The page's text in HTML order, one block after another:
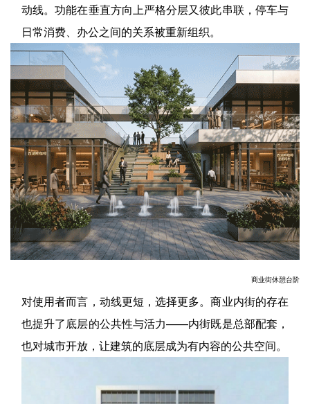
动线。功能在垂直方向上严格分层又彼此串联，停车与
日常消费、办公之间的关系被重新组织。
商业街休憩台阶
对使用者而言，动线更短，选择更多。商业内街的存在
也提升了底层的公共性与活力——内街既是总部配套，
也对城市开放，让建筑的底层成为有内容的公共空间。